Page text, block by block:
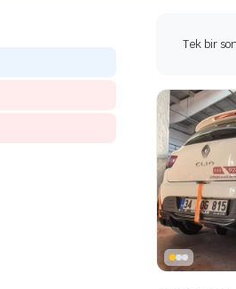
Tek bir